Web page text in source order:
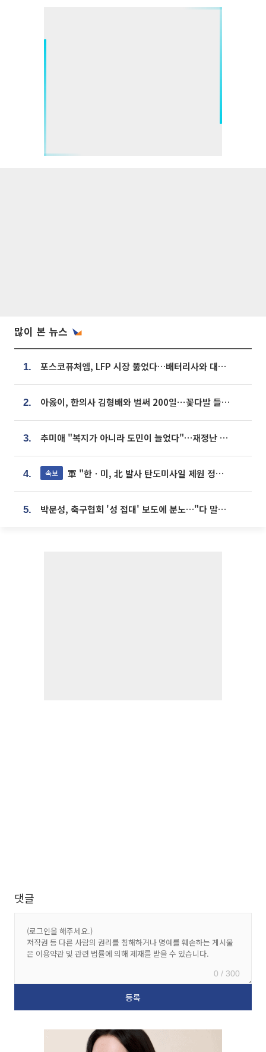
많이 본 뉴스
1. 포스코퓨처엠, LFP 시장 뚫었다…배터리사와 대규모 장기 공급 합의
2. 아옳이, 한의사 김형배와 벌써 200일⋯꽃다발 들고 "프러포즈 아냐"
3. 추미애 "복지가 아니라 도민이 늘었다"…재정난 책임론 정면돌파
4. 속보 軍 "한ㆍ미, 北 발사 탄도미사일 제원 정밀분석 중"
5. 박문성, 축구협회 '성 접대' 보도에 분노…"다 말아먹으려고 작정했나"
댓글
0 / 300